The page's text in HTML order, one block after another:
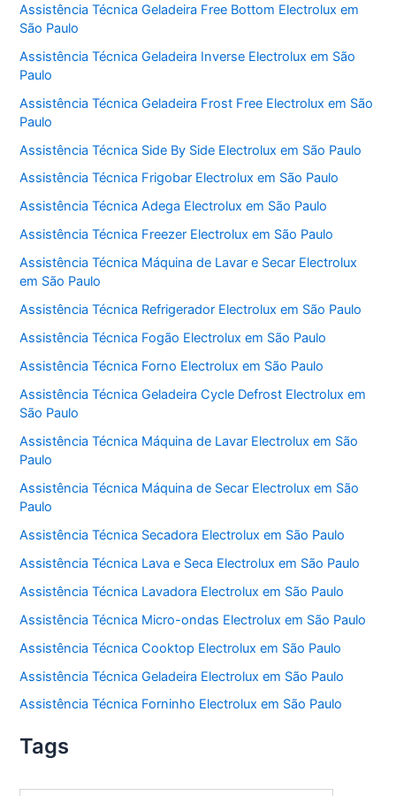
Assistência Técnica Geladeira Free Bottom Electrolux em
São Paulo
Assistência Técnica Geladeira Inverse Electrolux em São
Paulo
Assistência Técnica Geladeira Frost Free Electrolux em São
Paulo
Assistência Técnica Side By Side Electrolux em São Paulo
Assistência Técnica Frigobar Electrolux em São Paulo
Assistência Técnica Adega Electrolux em São Paulo
Assistência Técnica Freezer Electrolux em São Paulo
Assistência Técnica Máquina de Lavar e Secar Electrolux
em São Paulo
Assistência Técnica Refrigerador Electrolux em São Paulo
Assistência Técnica Fogão Electrolux em São Paulo
Assistência Técnica Forno Electrolux em São Paulo
Assistência Técnica Geladeira Cycle Defrost Electrolux em
São Paulo
Assistência Técnica Máquina de Lavar Electrolux em São
Paulo
Assistência Técnica Máquina de Secar Electrolux em São
Paulo
Assistência Técnica Secadora Electrolux em São Paulo
Assistência Técnica Lava e Seca Electrolux em São Paulo
Assistência Técnica Lavadora Electrolux em São Paulo
Assistência Técnica Micro-ondas Electrolux em São Paulo
Assistência Técnica Cooktop Electrolux em São Paulo
Assistência Técnica Geladeira Electrolux em São Paulo
Assistência Técnica Forninho Electrolux em São Paulo
Tags